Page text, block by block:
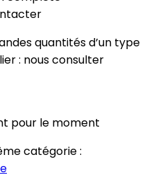
quantités d’un type
: nous consulter
pour le moment
catégorie :